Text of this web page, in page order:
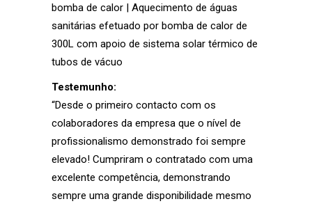
bomba de calor | Aquecimento de águas
sanitárias efetuado por bomba de calor de
300L com apoio de sistema solar térmico de
tubos de vácuo
Testemunho:
“Desde o primeiro contacto com os
colaboradores da empresa que o nível de
profissionalismo demonstrado foi sempre
elevado! Cumpriram o contratado com uma
excelente competência, demonstrando
sempre uma grande disponibilidade mesmo